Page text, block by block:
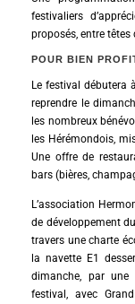
festivaliers
proposés, entre têtes
POUR BIEN
Le festival débutera
reprendre le
les nombreux
les Hérémondois,
Une offre de
bars (bières,
L’association
de développement
travers une charte
la navette E1
dimanche, par
festival, avec